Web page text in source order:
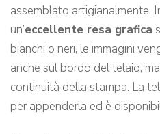
assemblato artigianalmente.
un’eccellente resa grafica
bianchi o neri, le immagini
anche sul bordo del telaio,
continuità della stampa. La
per appenderla ed è